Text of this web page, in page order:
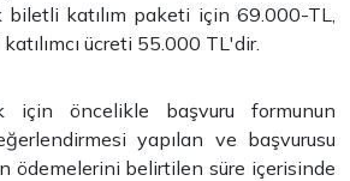
biletli katılım paketi için 69.000-TL,
ücreti 55.000 TL'dir.
için öncelikle başvuru formunun
yapılan ve başvurusu
ödemelerini belirtilen süre içerisinde